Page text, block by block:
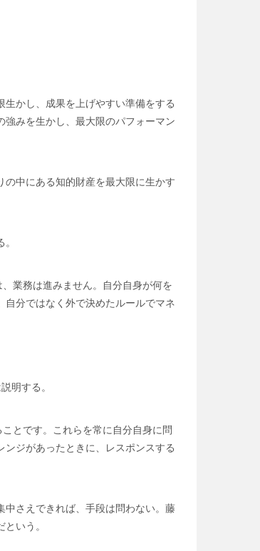
生かし、成果を上げやすい準備をする
みを生かし、最大限のパフォーマン
中にある知的財産を最大限に生かす
業務は進みません。自分自身が何を
分ではなく外で決めたルールでマネ
明する。
とです。これらを常に自分自身に問
ジがあったときに、レスポンスする
中さえできれば、手段は問わない。藤
いう。